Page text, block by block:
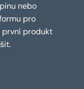
nebo
pro
první produkt